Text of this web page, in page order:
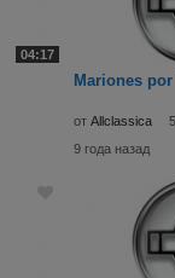
04:17
Mariones
от Allclassica
9 года назад